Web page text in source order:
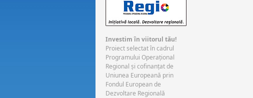
Investim în viitorul tău!
Proiect selectat în cadrul
Programului Operaţional
Regional şi cofinanţat de
Uniunea Europeană prin
Fondul European de
Dezvoltare Regională